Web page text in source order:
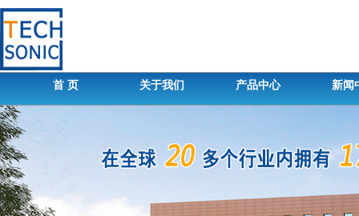
首 页 关于我们 产品中心 新闻